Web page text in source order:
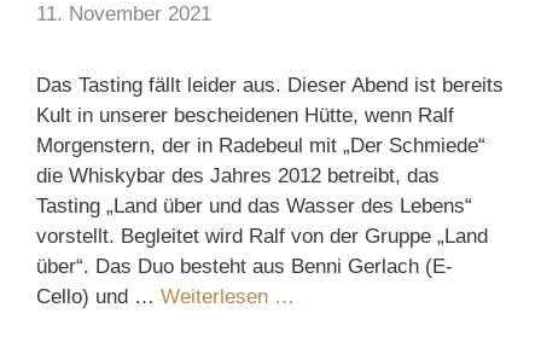
11. November 2021
Das Tasting fällt leider aus. Dieser Abend ist bereits
Kult in unserer bescheidenen Hütte, wenn Ralf
Morgenstern, der in Radebeul mit „Der Schmiede“
die Whiskybar des Jahres 2012 betreibt, das
Tasting „Land über und das Wasser des Lebens“
vorstellt. Begleitet wird Ralf von der Gruppe „Land
über“. Das Duo besteht aus Benni Gerlach (E-
Cello) und … Weiterlesen …